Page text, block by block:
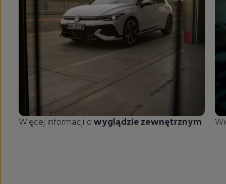
Więcej informacji o wyglądzie zewnętrznym